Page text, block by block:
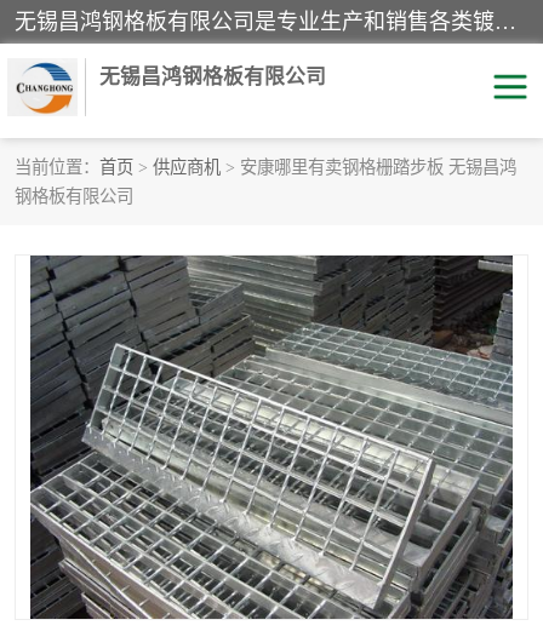
无锡昌鸿钢格板有限公司是专业生产和销售各类镀锌钢格板、镀锌钢格栅、不锈钢钢格及其相关产品的现代化企业。公司产品广泛运用于石油、化工、港口、电力、运输、造纸、医药、钢铁、食品、市政、房地产、制造业等各个领域。
无锡昌鸿钢格板有限公司
当前位置： 首页 > 供应商机 > 安康哪里有卖钢格栅踏步板 无锡昌鸿
钢格板有限公司
镀锌钢格板
踏步板 水沟盖板
栏杆 钢格栅
齿形钢格板 钢格板
热镀锌钢格板 复合钢格板
钢格栅踏步板 插接钢格板
整流格栅